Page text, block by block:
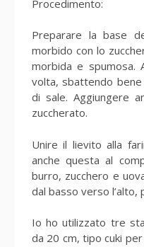
Procedimento:
Preparare la base
morbido con lo
morbida e spumosa.
volta, sbattendo
di sale. Aggiungere
zuccherato.
Unire il lievito alla
anche questa al
burro, zucchero e
dal basso verso
Io ho utilizzato tre
da 20 cm, tipo cuki